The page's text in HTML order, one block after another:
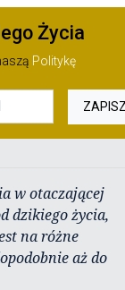
Życia
Politykę
w otaczającej
dzikiego życia,
na różne
aż do